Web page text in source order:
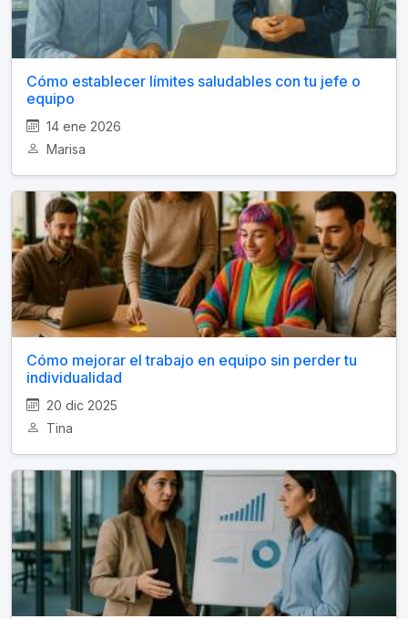
Cómo establecer límites saludables con tu jefe o
equipo
14 ene 2026
Marisa
Cómo mejorar el trabajo en equipo sin perder tu
individualidad
20 dic 2025
Tina